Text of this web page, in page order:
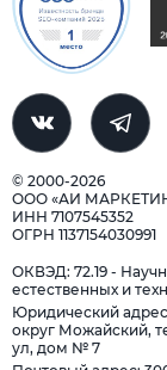
© 2000-2026
ООО «АИ
ИНН 7107545352
ОГРН 1137154030991
ОКВЭД: 72.19 -
естественных и
Юридический
округ Можайский,
ул, дом № 7